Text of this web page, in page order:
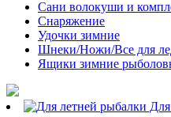
Сани волокуши и
Снаряжение
Удочки зимние
Шнеки/Ножи/Все для
Ящики зимние